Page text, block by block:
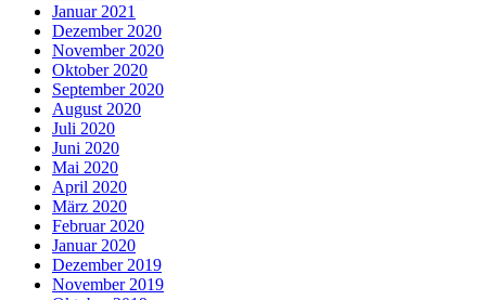
Januar 2021
Dezember 2020
November 2020
Oktober 2020
September 2020
August 2020
Juli 2020
Juni 2020
Mai 2020
April 2020
März 2020
Februar 2020
Januar 2020
Dezember 2019
November 2019